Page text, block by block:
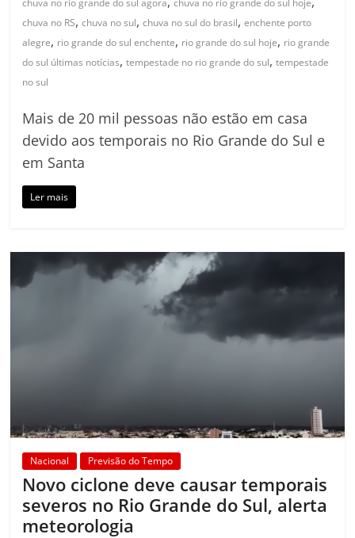
chuva no rio grande do sul agora chuva no rio grande do sul hoje
chuva no RS,chuva no sul,chuva no sul do brasil,enchente porto
alegre, rio grande do sul enchente, rio grande do sul hoje, rio grande
do sul últimas notícias,tempestade no rio grande do sul,tempestade
no sul
Mais de 20 mil pessoas não estão em casa
devido aos temporais no Rio Grande do Sul e
em Santa
Ler mais
Nacional Previsão do Tempo
Novo ciclone deve causar temporais
severos no Rio Grande do Sul, alerta
meteorologia